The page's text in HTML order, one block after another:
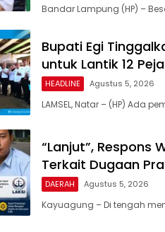
Bandar Lampung (HP) –
Bupati Egi
untuk Lantik 12
HEADLINE Agustus 5, 2026
LAMSEL, Natar – (HP) Ada
“Lanjut”, Respons
Terkait Dugaan
DAERAH Agustus 5, 2026
Kayuagung – Di tengah